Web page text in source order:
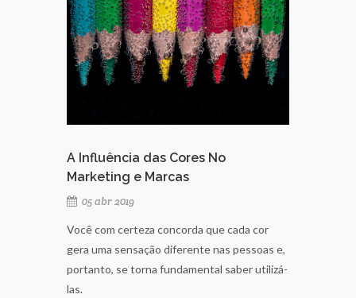
A Influência das Cores No
Marketing e Marcas
05 abr 2019
Você com certeza concorda que cada cor
gera uma sensação diferente nas pessoas e,
portanto, se torna fundamental saber utilizá-
las.